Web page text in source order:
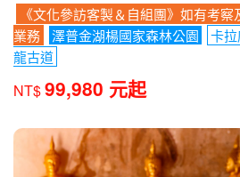
《文化參訪客製＆自組團》如有考
業務
澤普金湖楊國家森林公園 卡
龍古道
NT$99,980 元起